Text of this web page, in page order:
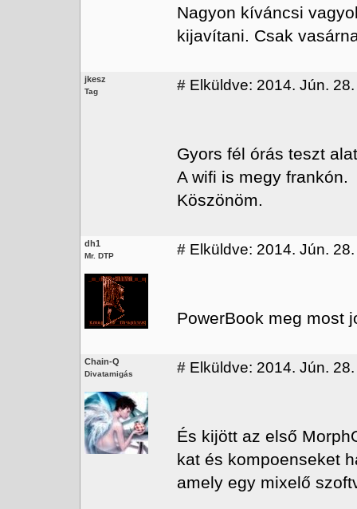
Nagyon kíváncsi
kijavítani. Csak
jkesz
Tag # Elküldve: 2014. Jún.
Gyors fél órás teszt
A wifi is megy frankón.
Köszönöm.
dh1
Mr. DTP # Elküldve: 2014. Jún.
PowerBook meg most
Chain-Q
Divatamigás # Elküldve: 2014. Jún.
És kijött az első
kat és kompoenseket
amely egy mixelő